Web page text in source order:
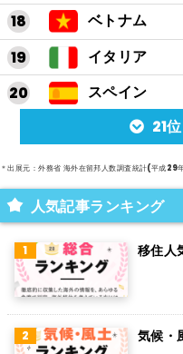
ベトナム
イタリア
スペイン
アルゼンチン
メキシコ
スイス
オランダ
ベルギー
グアム
21
＊出展元：外務省 海外在留邦人数調査統計(平成29
人気記事ランキング
移住人
気候・